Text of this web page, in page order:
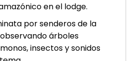
en el lodge.
por senderos de la
árboles
insectos y sonidos